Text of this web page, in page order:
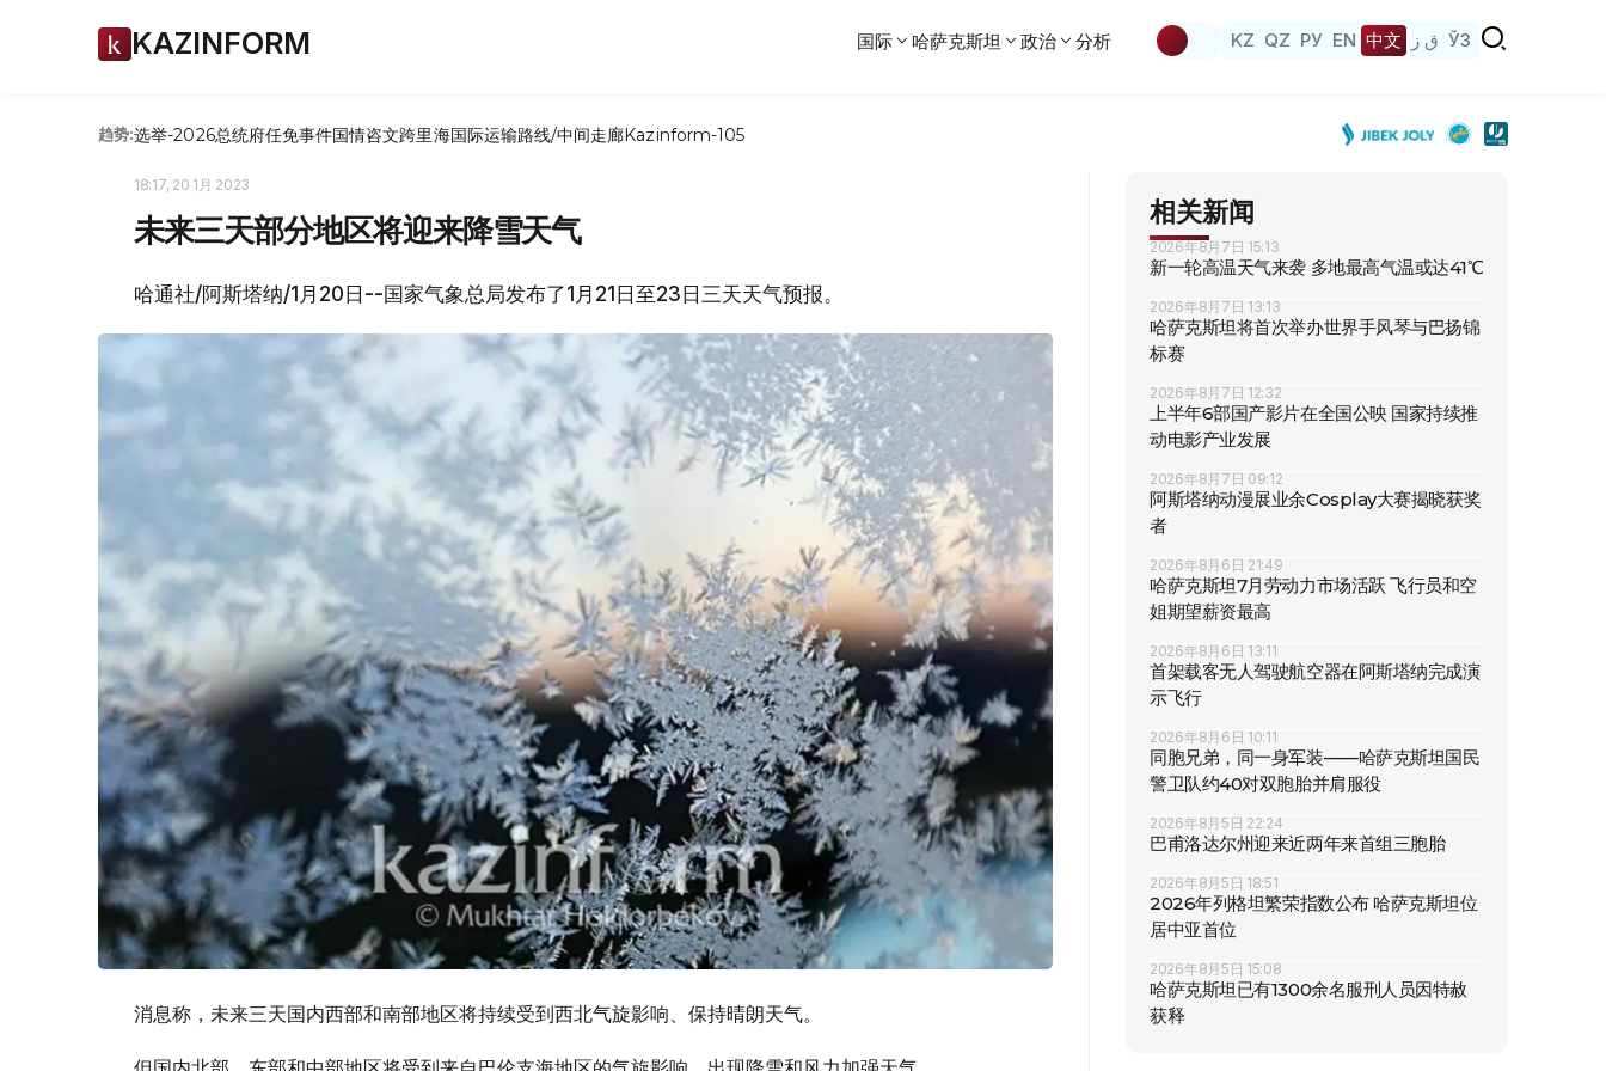
KAZINFORM 国际 哈萨克斯坦 政治 分析 KZ QZ РУ EN 中文 ق ز ЎЗ
趋势:选举-2026总统府任免事件国情咨文跨里海国际运输路线/中间走廊Kazinform-105
18:17, 20 1月 2023
未来三天部分地区将迎来降雪天气
哈通社/阿斯塔纳/1月20日--国家气象总局发布了1月21日至23日三天天气预报。
消息称，未来三天国内西部和南部地区将持续受到西北气旋影响、保持晴朗天气。
相关新闻
2026年8月7日 15:13
新一轮高温天气来袭 多地最高气温或达41℃
2026年8月7日 13:13
哈萨克斯坦将首次举办世界手风琴与巴扬锦
标赛
2026年8月7日 12:32
上半年6部国产影片在全国公映 国家持续推
动电影产业发展
2026年8月7日 09:12
阿斯塔纳动漫展业余Cosplay大赛揭晓获奖
者
2026年8月6日 21:49
哈萨克斯坦7月劳动力市场活跃 飞行员和空
姐期望薪资最高
2026年8月6日 13:11
首架载客无人驾驶航空器在阿斯塔纳完成演
示飞行
2026年8月6日 10:11
同胞兄弟，同一身军装——哈萨克斯坦国民
警卫队约40对双胞胎并肩服役
2026年8月5日 22:24
巴甫洛达尔州迎来近两年来首组三胞胎
2026年8月5日 18:51
2026年列格坦繁荣指数公布 哈萨克斯坦位
居中亚首位
2026年8月5日 15:08
哈萨克斯坦已有1300余名服刑人员因特赦
获释